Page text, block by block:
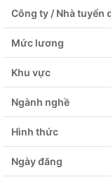
Công ty / Nhà tuyển
Mức lương
Khu vực
Ngành nghề
Hình thức
Ngày đăng